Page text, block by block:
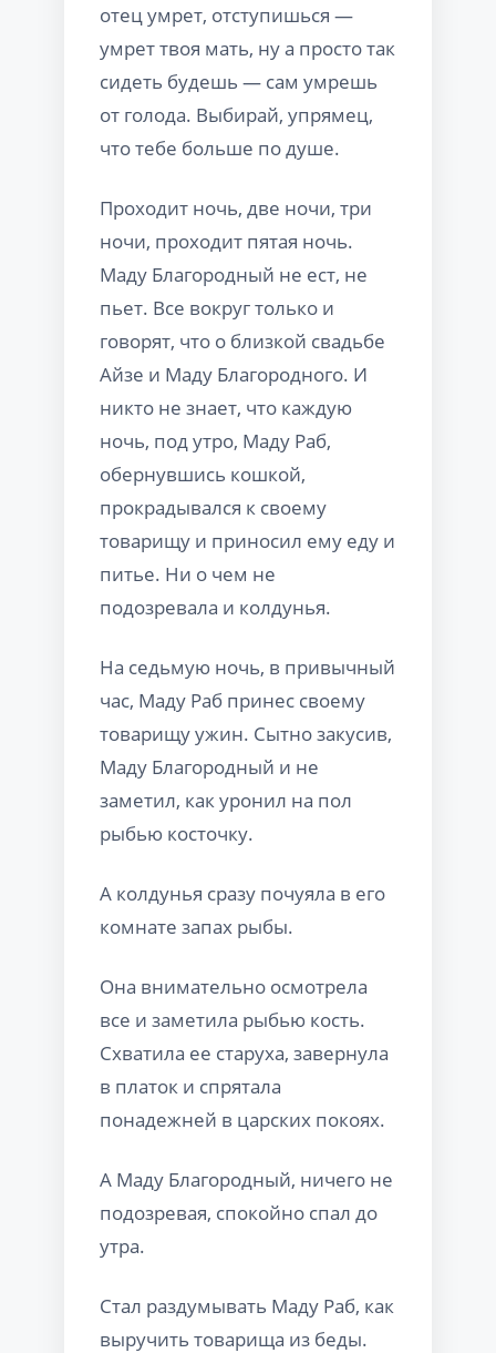
отец умрет, отступишься —
умрет твоя мать, ну а просто так
сидеть будешь — сам умрешь
от голода. Выбирай, упрямец,
что тебе больше по душе.
Проходит ночь, две ночи, три
ночи, проходит пятая ночь.
Маду Благородный не ест, не
пьет. Все вокруг только и
говорят, что о близкой свадьбе
Айзе и Маду Благородного. И
никто не знает, что каждую
ночь, под утро, Маду Раб,
обернувшись кошкой,
прокрадывался к своему
товарищу и приносил ему еду и
питье. Ни о чем не
подозревала и колдунья.
На седьмую ночь, в привычный
час, Маду Раб принес своему
товарищу ужин. Сытно закусив,
Маду Благородный и не
заметил, как уронил на пол
рыбью косточку.
А колдунья сразу почуяла в его
комнате запах рыбы.
Она внимательно осмотрела
все и заметила рыбью кость.
Схватила ее старуха, завернула
в платок и спрятала
понадежней в царских покоях.
А Маду Благородный, ничего не
подозревая, спокойно спал до
утра.
Стал раздумывать Маду Раб, как
выручить товарища из беды.